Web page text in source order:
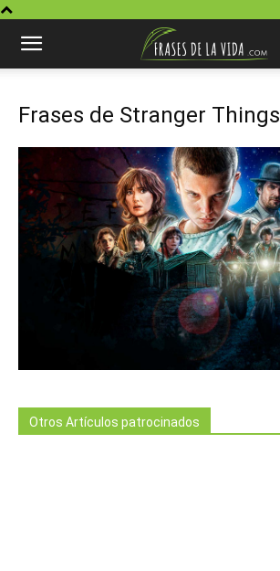
Frases de Stranger Things
Otros Artículos patrocinados